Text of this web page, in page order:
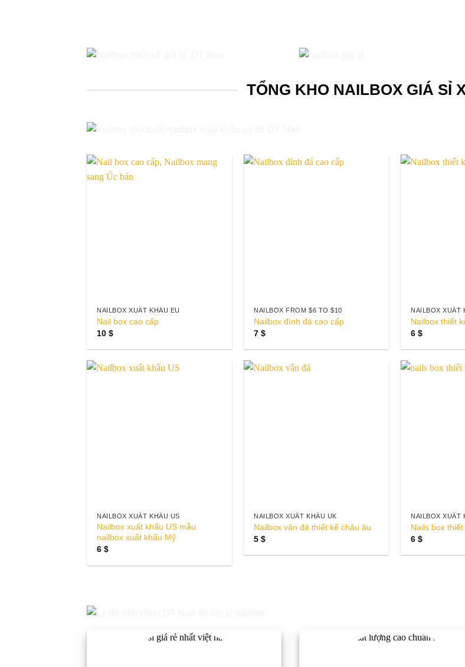
TỔNG KHO NAILBOX GIÁ SỈ
NAILBOX XUẤT KHẨU EU
Nail box cao cấp
10$
NAILBOX FROM $6 TO $10
Nailbox đính đá cao cấp
7$
NAILBOX XUẤT
Nailbox thiết
6$
NAILBOX XUẤT KHẨU US
Nailbox xuất khẩu US mẫu
nailbox xuất khẩu Mỹ
6$
NAILBOX XUẤT KHẨU UK
Nailbox vân đá thiết kế châu âu
5$
NAILBOX XUẤT
Nails box thiết
6$